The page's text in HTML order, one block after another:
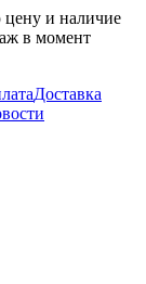
цену и наличие
в момент
Доставка